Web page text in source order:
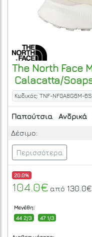
The North Face
Calacatta/
Κωδικός: TNF-NF0A8G6M-
Παπούτσια Ανδρικά
Δέσιμο:
Περισσότερα
20.0%
104.0€ από 130.0€
Μεγέθη:
44 2/3
47 1/3